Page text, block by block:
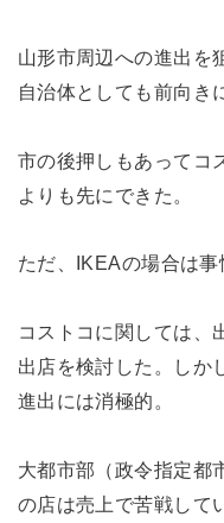
山形市周辺への進出を
自治体としても前向き
市の後押しもあってコ
よりも先にできた。
ただ、IKEAの場合は事
コストコに関しては、
出店を検討した。しか
進出には消極的。
大都市部（政令指定都
の店は売上で苦戦して